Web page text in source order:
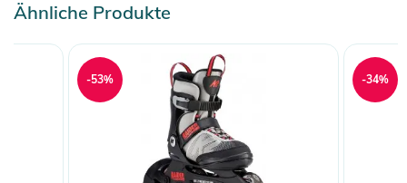
Ähnliche Produkte
-53% -34%